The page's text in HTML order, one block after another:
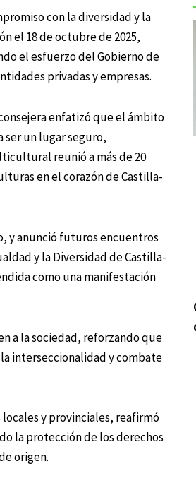
con la diversidad y la
el 18 de octubre de 2025,
el esfuerzo del Gobierno de
privadas y empresas.
enfatizó que el ámbito
ser un lugar seguro,
reunió a más de 20
en el corazón de Castilla-
y anunció futuros encuentros
y la Diversidad de Castilla-
como una manifestación
a la sociedad, reforzando que
interseccionalidad y combate
y provinciales, reafirmó
la protección de los derechos
origen.